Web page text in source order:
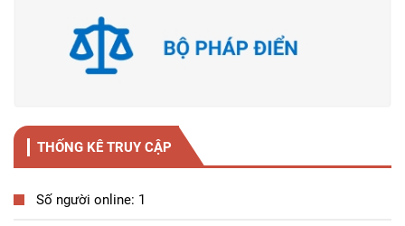
THỐNG KÊ TRUY CẬP
Số người online: 1